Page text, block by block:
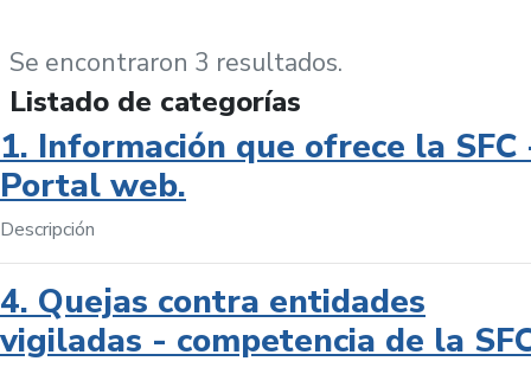
Se encontraron 3 resultados.
Listado de categorías
1. Información que ofrece la SFC
Portal web.
Descripción
4. Quejas contra entidades
vigiladas - competencia de la